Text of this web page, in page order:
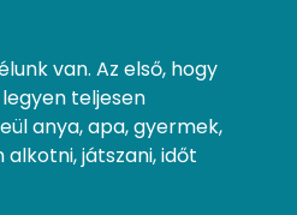
van. Az első, hogy
teljesen
anya, apa, gyermek,
alkotni, játszani, időt